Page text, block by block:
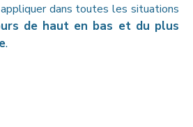
dans toutes les situations
de haut en bas et du plus
.